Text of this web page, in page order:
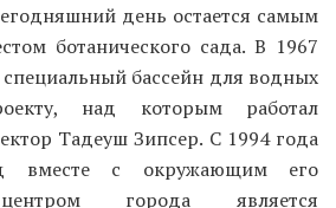
день остается самым
ботанического сада. В 1967
бассейн для водных
над которым работал
Тадеуш Зипсер. С 1994 года
вместе с окружающим его
города является